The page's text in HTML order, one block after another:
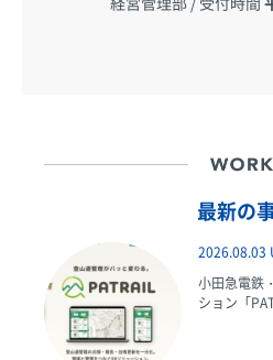
最新の
2026.08.03
小田急電鉄
ション「